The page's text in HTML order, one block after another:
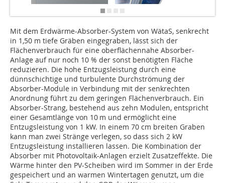
Mit dem Erdwärme-Absorber-System von WätaS, senkrecht
in 1,50 m tiefe Gräben eingegraben, lässt sich der
Flächenverbrauch für eine oberflächennahe Absorber-
Anlage auf nur noch 10 % der sonst benötigten Fläche
reduzieren. Die hohe Entzugsleistung durch eine
dünnschichtige und turbulente Durchströmung der
Absorber-Module in Verbindung mit der senkrechten
Anordnung führt zu dem geringen Flächenverbrauch. Ein
Absorber-Strang, bestehend aus zehn Modulen, entspricht
einer Gesamtlänge von 10 m und ermöglicht eine
Entzugsleistung von 1 kW. In einem 70 cm breiten Graben
kann man zwei Stränge verlegen, so dass sich 2 kW
Entzugsleistung installieren lassen. Die Kombination der
Absorber mit Photovoltaik-Anlagen erzielt Zusatzeffekte. Die
Wärme hinter den PV-Scheiben wird im Sommer in der Erde
gespeichert und an warmen Wintertagen genutzt, um die